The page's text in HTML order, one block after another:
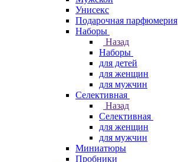
Унисекс
Подарочная парфюмерия
Наборы
Назад
Наборы
для детей
для женщин
для мужчин
Селективная
Назад
Селективная
для женщин
для мужчин
Миниатюры
Пробники